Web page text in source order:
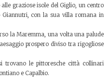
graziose isole del Giglio, un centro
con la sua villa romana in
la Maremma, una volta una palude
prospero diviso tra rigogliose
trovano le pittoresche città collinari
e Capalbio.